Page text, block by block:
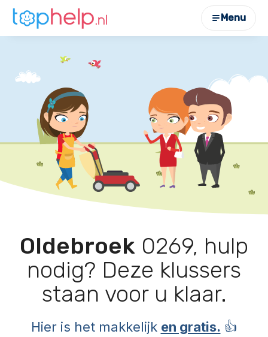
Menu
Oldebroek 0269, hulp
nodig? Deze klussers
staan voor u klaar.
Hier is het makkelijk en gratis. 👍